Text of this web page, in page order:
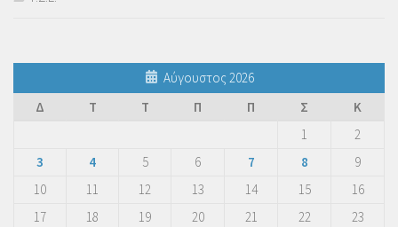
Αύγουστος 2026
Δ
Τ Τ Π Π Σ
Κ
1
2
3
4 5 6 7 8
9
10
11 12 13 14 15
16
17
18 19 20 21 22
23